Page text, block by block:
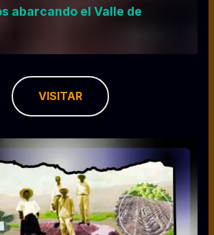
abarcando el Valle de
VISITAR